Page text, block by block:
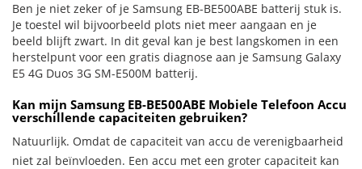
Ben je niet zeker of je Samsung EB-BE500ABE batterij stuk is.
Je toestel wil bijvoorbeeld plots niet meer aangaan en je
beeld blijft zwart. In dit geval kan je best langskomen in een
herstelpunt voor een gratis diagnose aan je Samsung Galaxy
E5 4G Duos 3G SM-E500M batterij.
Kan mijn Samsung EB-BE500ABE Mobiele Telefoon Accu
verschillende capaciteiten gebruiken?
Natuurlijk. Omdat de capaciteit van accu de verenigbaarheid
niet zal beïnvloeden. Een accu met een groter capaciteit kan